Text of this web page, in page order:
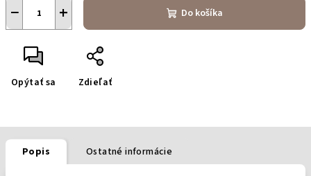
+
− Do košíka
Opýtať sa Zdieľať
Popis Ostatné informácie